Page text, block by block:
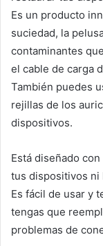
Es un producto
suciedad, la
contaminantes
el cable de carga
También puedes
rejillas de los
dispositivos.
Está diseñado
tus dispositivos ni
Es fácil de usar y
tengas que
problemas de